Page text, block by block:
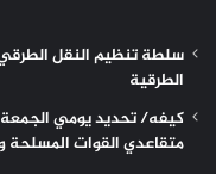
سلطة تنظيم النقل
الطرقية
متقاعدي القوات المسلحة